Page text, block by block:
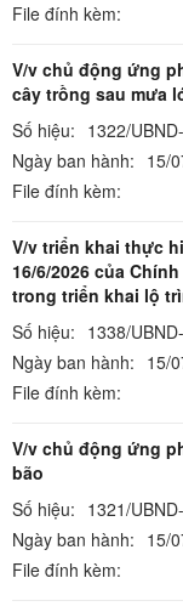
File đính kèm:
V/v chủ động ứng
cây trồng sau mưa
Số hiệu: 1322/
Ngày ban hành: 15/
File đính kèm:
V/v triển khai thực
16/6/2026 của
trong triển khai lộ
Số hiệu: 1338/
Ngày ban hành: 15/
File đính kèm:
V/v chủ động ứng
bão
Số hiệu: 1321/
Ngày ban hành: 15/
File đính kèm: